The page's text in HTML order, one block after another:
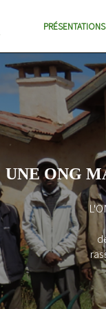
PRÉSENTATIONS
FORTES
et